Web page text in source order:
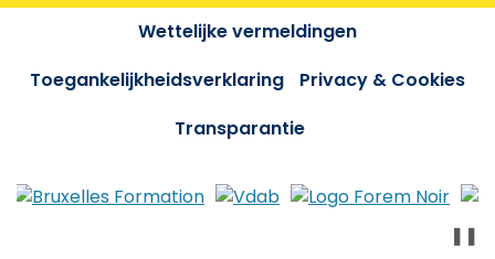
Wettelijke vermeldingen
Toegankelijkheidsverklaring
Privacy & Cookies
Transparantie
❚❚